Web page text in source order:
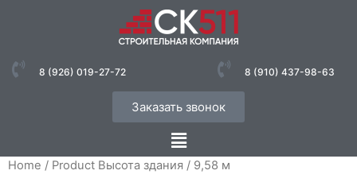
8 (926) 019-27-72 8 (910) 437-98-63
Заказать звонок
Home / Product Высота здания / 9,58 м